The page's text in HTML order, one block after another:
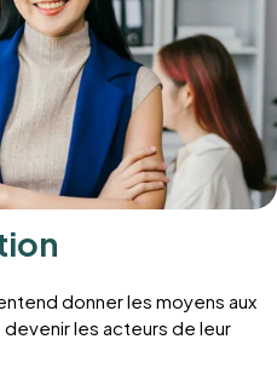
donner les moyens aux
les acteurs de leur